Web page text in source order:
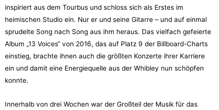
inspiriert aus dem Tourbus und schloss sich als Erstes im
heimischen Studio ein. Nur er und seine Gitarre – und auf einmal
sprudelte Song nach Song aus ihm heraus. Das vielfach gefeierte
Album „13 Voices“ von 2016, das auf Platz 9 der Billboard-Charts
einstieg, brachte ihnen auch die größten Konzerte ihrer Karriere
ein und damit eine Energiequelle aus der Whibley nun schöpfen
konnte.
Innerhalb von drei Wochen war der Großteil der Musik für das